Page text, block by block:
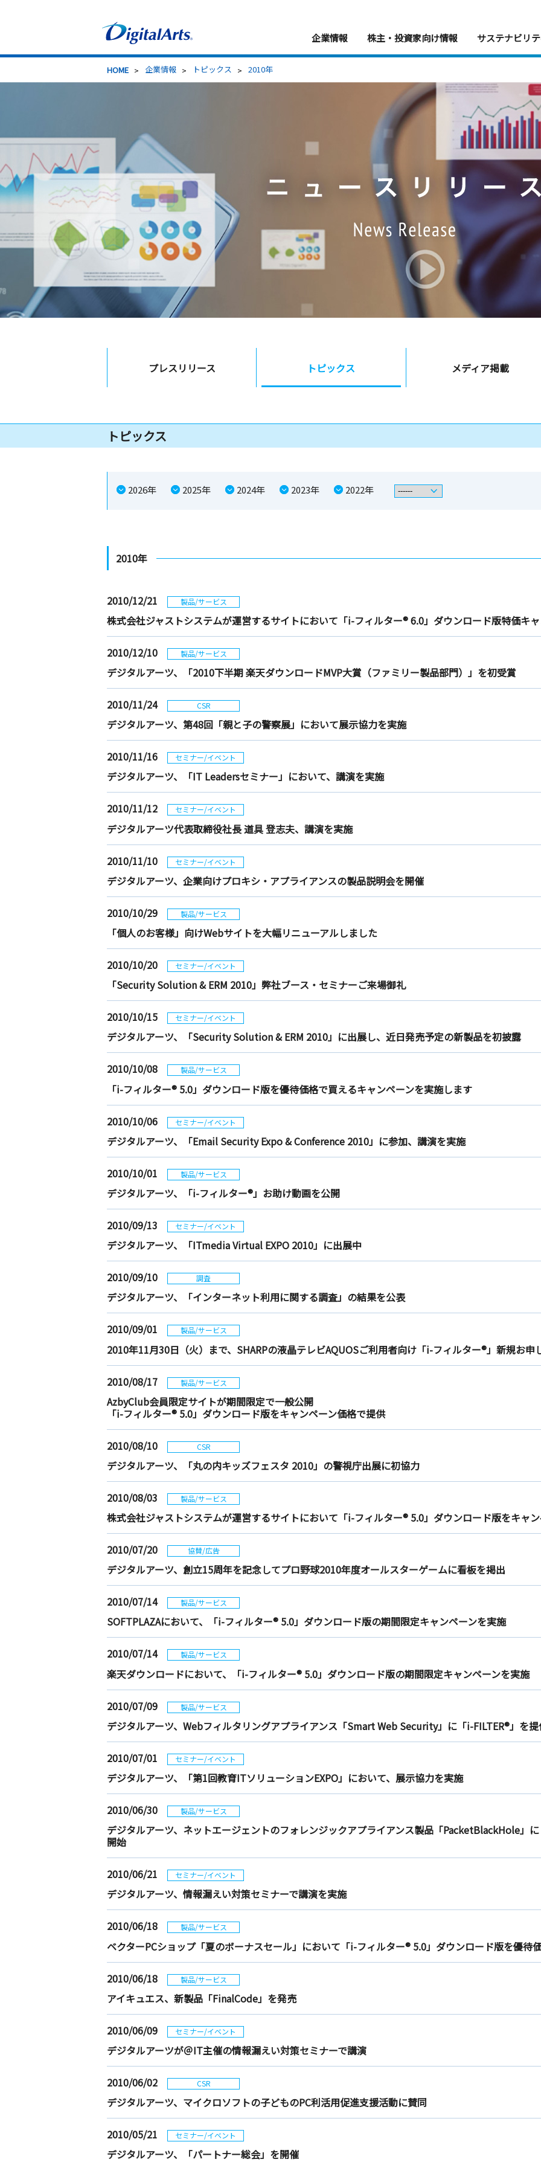
企業情報 株主・投資家向け情報 サステナビリテ
HOME 企業情報 トピックス 2010年
プレスリリース トピックス メディア掲載
トピックス
2026年 2025年 2024年 2023年 2022年
2010年
2010/12/21 製品/サービス
株式会社ジャストシステムが運営するサイトにおいて「i-フィルター® 6.0」ダウンロード版特価キ
2010/12/10 製品/サービス
デジタルアーツ、「2010下半期 楽天ダウンロードMVP大賞（ファミリー製品部門）」を初受賞
2010/11/24 CSR
デジタルアーツ、第48回「親と子の警察展」において展示協力を実施
2010/11/16 セミナー/イベント
デジタルアーツ、「IT Leadersセミナー」において、講演を実施
2010/11/12 セミナー/イベント
デジタルアーツ代表取締役社長 道具 登志夫、講演を実施
2010/11/10 セミナー/イベント
デジタルアーツ、企業向けプロキシ・アプライアンスの製品説明会を開催
2010/10/29 製品/サービス
「個人のお客様」向けWebサイトを大幅リニューアルしました
2010/10/20 セミナー/イベント
「Security Solution & ERM 2010」弊社ブース・セミナーご来場御礼
2010/10/15 セミナー/イベント
デジタルアーツ、「Security Solution & ERM 2010」に出展し、近日発売予定の新製品を初披露
2010/10/08 製品/サービス
「i-フィルター® 5.0」ダウンロード版を優待価格で買えるキャンペーンを実施します
2010/10/06 セミナー/イベント
デジタルアーツ、「Email Security Expo & Conference 2010」に参加、講演を実施
2010/10/01 製品/サービス
デジタルアーツ、「i-フィルター®」お助け動画を公開
2010/09/13 セミナー/イベント
デジタルアーツ、「ITmedia Virtual EXPO 2010」に出展中
2010/09/10 調査
デジタルアーツ、「インターネット利用に関する調査」の結果を公表
2010/09/01 製品/サービス
2010年11月30日（火）まで、SHARPの液晶テレビAQUOSご利用者向け「i-フィルター®」新規お
2010/08/17 製品/サービス
AzbyClub会員限定サイトが期間限定で一般公開
「i-フィルター® 5.0」ダウンロード版をキャンペーン価格で提供
2010/08/10 CSR
デジタルアーツ、「丸の内キッズフェスタ 2010」の警視庁出展に初協力
2010/08/03 製品/サービス
株式会社ジャストシステムが運営するサイトにおいて「i-フィルター® 5.0」ダウンロード版をキャ
2010/07/20 協賛/広告
デジタルアーツ、創立15周年を記念してプロ野球2010年度オールスターゲームに看板を掲出
2010/07/14 製品/サービス
SOFTPLAZAにおいて、「i-フィルター® 5.0」ダウンロード版の期間限定キャンペーンを実施
2010/07/14 製品/サービス
楽天ダウンロードにおいて、「i-フィルター® 5.0」ダウンロード版の期間限定キャンペーンを実施
2010/07/09 製品/サービス
デジタルアーツ、Webフィルタリングアプライアンス「Smart Web Security」に「i-FILTER®」を
2010/07/01 セミナー/イベント
デジタルアーツ、「第1回教育ITソリューションEXPO」において、展示協力を実施
2010/06/30 製品/サービス
デジタルアーツ、ネットエージェントのフォレンジックアプライアンス製品「PacketBlackHole」
開始
2010/06/21 セミナー/イベント
デジタルアーツ、情報漏えい対策セミナーで講演を実施
2010/06/18 製品/サービス
ベクターPCショップ「夏のボーナスセール」において「i-フィルター® 5.0」ダウンロード版を優待
2010/06/18 製品/サービス
アイキュエス、新製品「FinalCode」を発売
2010/06/09 セミナー/イベント
デジタルアーツが＠IT主催の情報漏えい対策セミナーで講演
2010/06/02 CSR
デジタルアーツ、マイクロソフトの子どものPC利活用促進支援活動に賛同
2010/05/21 セミナー/イベント
デジタルアーツ、「パートナー総会」を開催